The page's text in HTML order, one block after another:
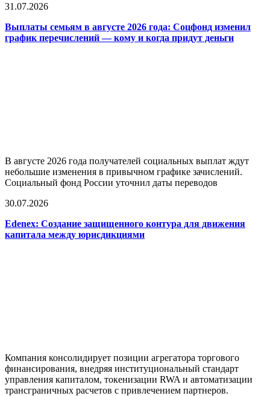
31.07.2026
Выплаты семьям в августе 2026 года: Соцфонд изменил
график перечислений — кому и когда придут деньги
В августе 2026 года получателей социальных выплат ждут
небольшие изменения в привычном графике зачислений.
Социальный фонд России уточнил даты переводов
30.07.2026
Edenex: Создание защищенного контура для движения
капитала между юрисдикциями
Компания консолидирует позиции агрегатора торгового
финансирования, внедряя институциональный стандарт
управления капиталом, токенизации RWA и автоматизации
трансграничных расчетов с привлечением партнеров.